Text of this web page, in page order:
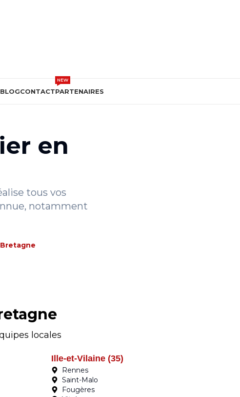
BLOGCONTACTPARTENAIRES
NEW
en
tous vos
notamment
locales
Ille-et-Vilaine (35)
Rennes
Saint-Malo
Fougères